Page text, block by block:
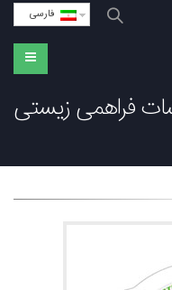
فارسی
فراهمی زیستی